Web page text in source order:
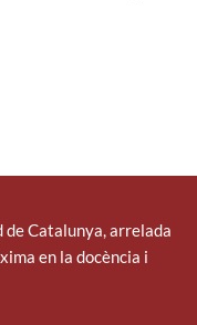
de Catalunya, arrelada
en la docència i